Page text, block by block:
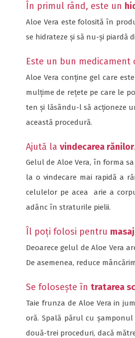
În primul rând, este un
Aloe Vera este folosită în
se hidrateze și să nu-și piardă
Este un bun medicament
Aloe Vera conține gel care
mulțime de rețete pe care le
ten și lăsându-l să acționeze
această procedură.
Ajută la vindecarea rănilor
Gelul de Aloe Vera, în forma
la o vindecare mai rapidă a
celulelor pe acea arie a
adânc în straturile pielii.
Îl poți folosi pentru
Deoarece gelul de Aloe Vera
De asemenea, reduce
Se folosește în tratarea
Taie frunza de Aloe Vera in
oră. Spală părul cu
două-trei proceduri, dacă